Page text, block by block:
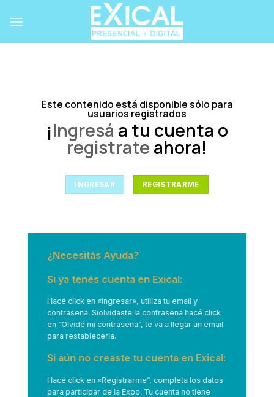
Este contenido está disponible sólo para
usuarios registrados
¡Ingresá a tu cuenta o
registrate ahora!
INGRESAR REGISTRARME
¿Necesitás Ayuda?
Si ya tenés cuenta en Exical:
Hacé click en «Ingresar», utiliza tu email y
contraseña. Siolvidaste la contraseña hacé click
en “Olvidé mi contraseña”, te va a llegar un email
para restablecerla.
Si aún no creaste tu cuenta en Exical:
Hacé click en «Registrarme”, completa los datos
para participar de la Expo. Tu cuenta no tiene